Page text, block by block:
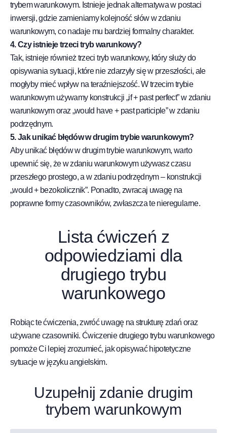
trybem warunkowym. Istnieje jednak alternatywa w postaci
inwersji, gdzie zamieniamy kolejność słów w zdaniu
warunkowym, co nadaje mu bardziej formalny charakter.
4. Czy istnieje trzeci tryb warunkowy?
Tak, istnieje również trzeci tryb warunkowy, który służy do
opisywania sytuacji, które nie zdarzyły się w przeszłości, ale
mogłyby mieć wpływ na teraźniejszość. W trzecim trybie
warunkowym używamy konstrukcji „if + past perfect” w zdaniu
warunkowym oraz „would have + past participle” w zdaniu
podrzędnym.
5. Jak unikać błędów w drugim trybie warunkowym?
Aby unikać błędów w drugim trybie warunkowym, warto
upewnić się, że w zdaniu warunkowym używasz czasu
przeszłego prostego, a w zdaniu podrzędnym – konstrukcji
„would + bezokolicznik”. Ponadto, zwracaj uwagę na
poprawne formy czasowników, zwłaszcza te nieregularne.
Lista ćwiczeń z
odpowiedziami dla
drugiego trybu
warunkowego
Robiąc te ćwiczenia, zwróć uwagę na strukturę zdań oraz
używane czasowniki. Ćwiczenie drugiego trybu warunkowego
pomoże Ci lepiej zrozumieć, jak opisywać hipotetyczne
sytuacje w języku angielskim.
Uzupełnij zdanie drugim
trybem warunkowym